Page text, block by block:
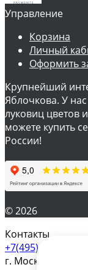
Управление
Корзина
Личный
Оформить
Крупнейший
Яблочкова. У
луковиц цветов
можете купить
России!
© 2026
Контакты
+7(495) 610-57-17
г. Москва, ул.